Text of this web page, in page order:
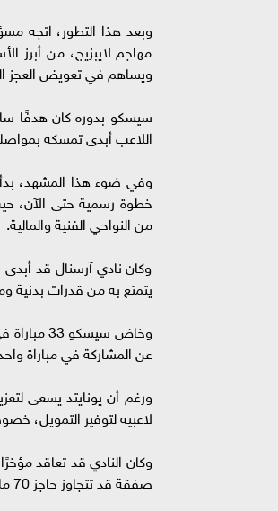
وبعد هذا التطور، اتجه
مهاجم لايبزيج، من أبرز
ويساهم في تعويض العجز
سيسكو بدوره كان هدفًا
اللاعب أبدى تمسكه
وفي ضوء هذا المشهد، بدأ
خطوة رسمية حتى الآن،
من النواحي الفنية والمالية.
وكان نادي آرسنال قد أبدى
يتمتع به من قدرات بدنية ومهارية، لكن
عن المشاركة في مباراة
ورغم أن يونايتد يسعى
لاعبيه لتوفير التمويل،
صفقة قد تتجاوز حاجز 70 مليونًا، وهو ما يفرض ضغوطًا مالية إضافية على الميزانية.